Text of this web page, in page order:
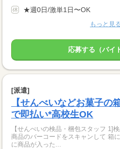
★週0日/激単1日〜OK
もっと見
応募する（バイ
[派遣]
【せんべいなどお菓子
で即払い*高校生OK
【せんべいの検品・梱包スタッフ 1]
商品のバーコードをスキャンして 箱
に商品が入った...